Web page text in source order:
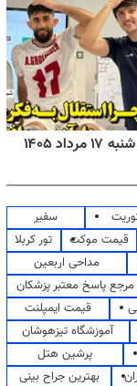
۱۴۰۵
سفیر
قیمت موکت
تور کربلا
مداحی اربعین
مرجع پاسخ معتبر پزشکان
قیمت ایمپلنت
آموزشگاه تیزهوشان
پرشین هتل
بهترین جراح بینی